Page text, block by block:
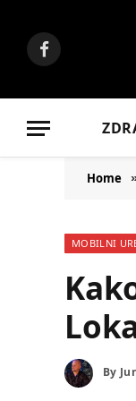
Facebook
Home
MOBILNI
By